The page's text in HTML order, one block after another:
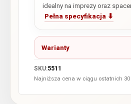
idealny na imprezy oraz
Pełna specyfikacja ⬇
Warianty
SKU:5511
Najniższa cena w ciągu ostatnich